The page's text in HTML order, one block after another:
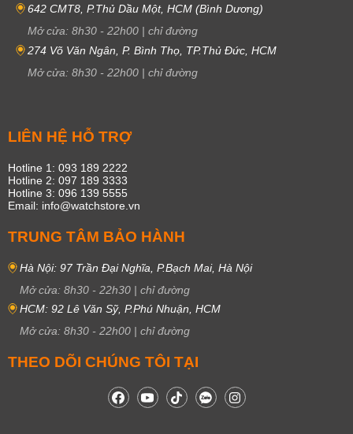
642 CMT8, P.Thủ Dầu Một, HCM (Bình Dương)
Mở cửa: 8h30 - 22h00 | chỉ đường
274 Võ Văn Ngân, P. Bình Thọ, TP.Thủ Đức, HCM
Mở cửa: 8h30 - 22h00 | chỉ đường
LIÊN HỆ HỖ TRỢ
Hotline 1: 093 189 2222
Hotline 2: 097 189 3333
Hotline 3: 096 139 5555
Email: info@watchstore.vn
TRUNG TÂM BẢO HÀNH
Hà Nội: 97 Trần Đại Nghĩa, P.Bạch Mai, Hà Nội
Mở cửa: 8h30 - 22h30 | chỉ đường
HCM: 92 Lê Văn Sỹ, P.Phú Nhuận, HCM
Mở cửa: 8h30 - 22h00 | chỉ đường
THEO DÕI CHÚNG TÔI TẠI